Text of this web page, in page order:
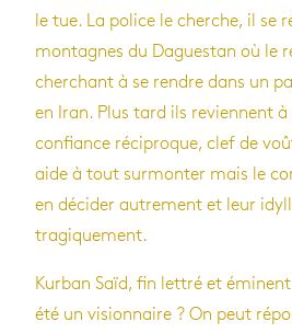
le tue. La police le cherche, il se
montagnes du Daguestan où le
cherchant à se rendre dans un
en Iran. Plus tard ils reviennent à
confiance réciproque, clef de
aide à tout surmonter mais le
en décider autrement et leur
tragiquement.
Kurban Saïd, fin lettré et
été un visionnaire ? On peut